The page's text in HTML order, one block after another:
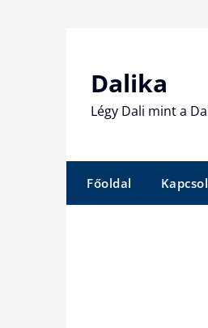
Dalika
Légy Dali mint a
Főoldal